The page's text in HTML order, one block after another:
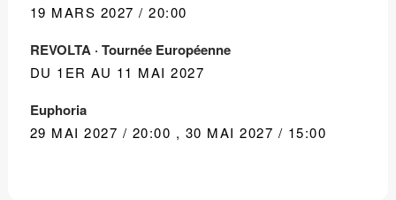
19 MARS 2027 / 20:00
REVOLTA · Tournée Européenne
DU 1ER AU 11 MAI 2027
Euphoria
29 MAI 2027 / 20:00 , 30 MAI 2027 / 15:00